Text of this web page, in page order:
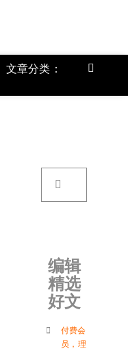
文章分类：
Toggle
编辑
精选
好文
付费会
员 ， 理